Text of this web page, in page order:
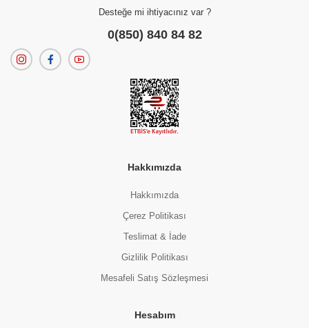
Desteğe mi ihtiyacınız var ?
0(850) 840 84 82
Hakkımızda
Hakkımızda
Çerez Politikası
Teslimat & İade
Gizlilik Politikası
Mesafeli Satış Sözleşmesi
Hesabım